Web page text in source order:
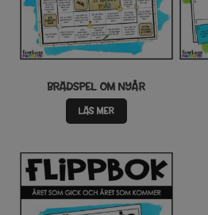
BRÄDSPEL OM NYÅR
LÄS MER